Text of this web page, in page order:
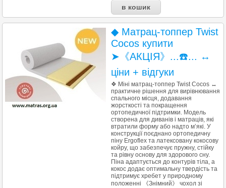
◆ Матрац-топпер Twist
Cocos купити
➤《АКЦІЯ》...☎️... ↔
ціни + відгуки
❖ Міні матрац-топпер Twist Cocos ↔
практичне рішення для вирівнювання
спального місця, додавання
жорсткості та покращення
ортопедичної підтримки. Модель
створена для диванів і матраців, які
втратили форму або надто м’які. У
конструкції поєднано ортопедичну
піну Ergoflex та латексовану кокосову
койру, що забезпечує пружну, стійку
та рівну основу для здорового сну.
Піна адаптується до контурів тіла, а
кокос додає оптимальну твердість та
підтримує хребет у природному
положенні 《Знімний》 чохол зі